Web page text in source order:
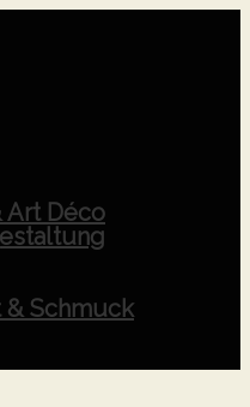
Art Déco
Schmuck